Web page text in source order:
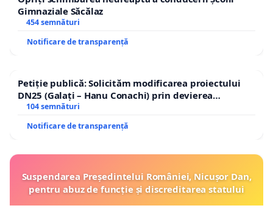
Gimnaziale Săcălaz
454 semnături
Notificare de transparență
Petiție publică: Solicităm modificarea proiectului
DN25 (Galați – Hanu Conachi) prin devierea
traseului în afara localităților!
104 semnături
Notificare de transparență
Suspendarea Președintelui României, Nicușor Dan,
pentru abuz de funcție și discreditarea statului